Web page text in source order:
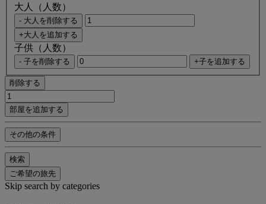
大人（人数）
- 大人を削除する
+大人を追加する
子供（人数）
- 子を削除する +子を追加する
削除する
部屋を追加する
その他の条件
検索
ご希望の旅先
Skip search by categories